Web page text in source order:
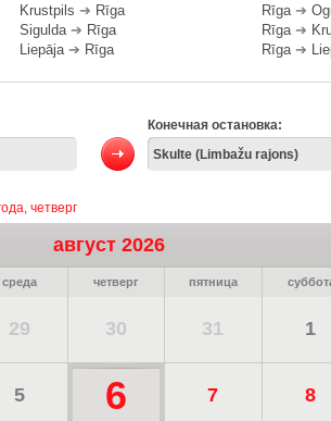
Krustpils ➔ Rīga
Sigulda➔ Rīga
Liepāja➔ Rīga
Rīga➔
Rīga➔
Rīga➔
Конечная остановка:
четверг
август 2026
среда четверг пятница
29 30 31 1
5 6 7 8